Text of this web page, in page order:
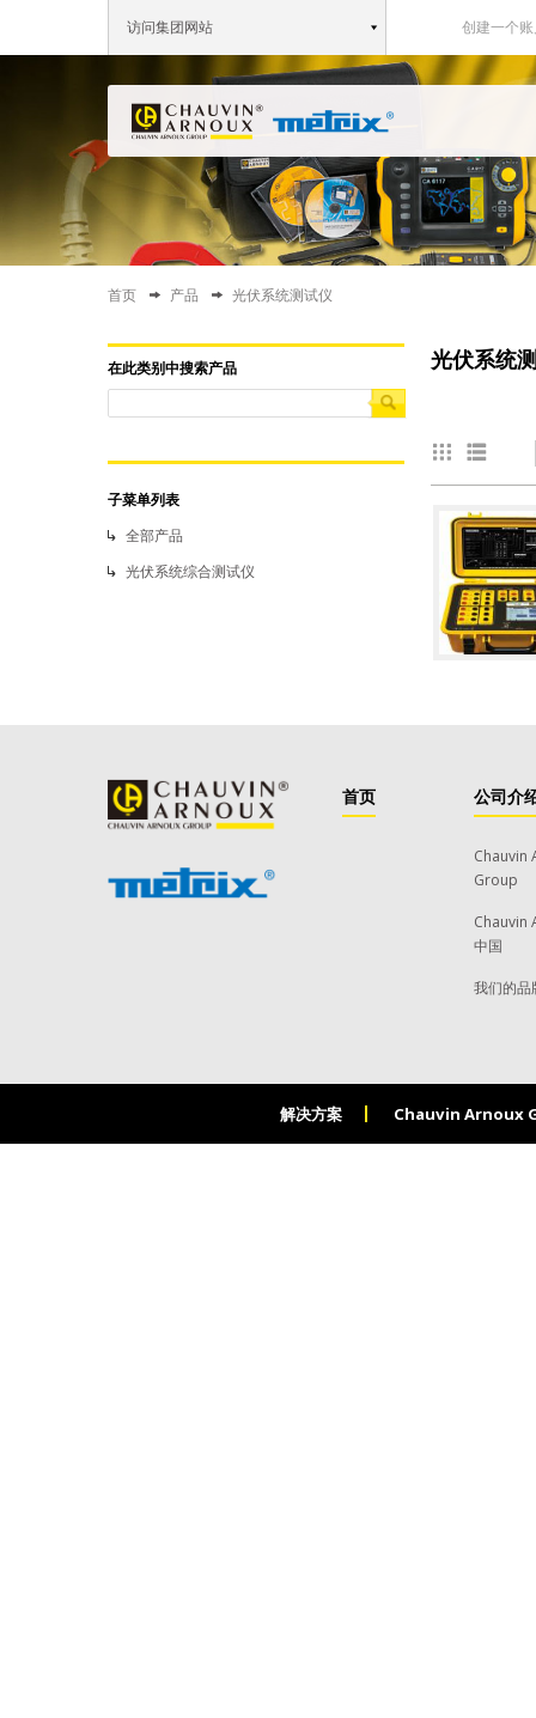
访问集团网站 创建一个
首页 产品 光伏系统测试仪
You are here
光伏系统
在此类别中搜索产品
子菜单列表
全部产品
光伏系统综合测试仪
首页 公司介
Chauvin
Group
Chauvin
中国
我们的品
解决方案 Chauvin Arnoux